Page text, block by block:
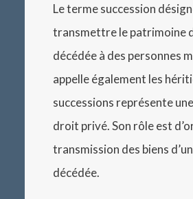
Le terme succession
transmettre le patrimoine
décédée à des personnes
appelle également les
successions représente
droit privé. Son rôle est
transmission des biens
décédée.